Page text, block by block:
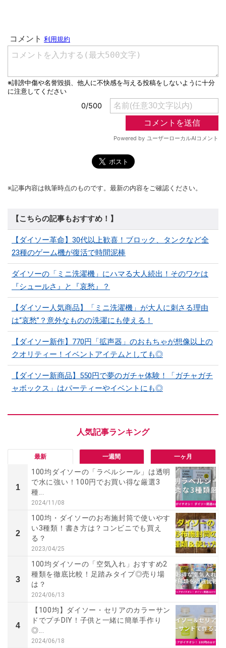
※記事内容は執筆時点のものです。最新の内容をご確認ください。
【こちらの記事もおすすめ！】
【ダイソー革命】30代以上歓喜！ブロック、タンクなど全
23種のゲーム機が復活で時間泥棒
ダイソーの「ミニ洗濯機」にハマる大人続出！そのワケは
『シュールさ』と『哀愁』？
【ダイソー人気商品】「ミニ洗濯機」が大人に刺さる理由
は“哀愁”？意外なものの洗濯にも使える！
【ダイソー新作】770円「拡声器」のおもちゃが想像以上の
クオリティー！イベントアイテムとしても◎
【ダイソー新商品】550円で夢のガチャ体験！「ガチャガチ
ャボックス」はパーティーやイベントにも◎
最新 一週間 一ヶ月
1
100均ダイソーの「ラベルシール」は透明
で水に強い！100円でお買い得な厳選3
種...
2024/11/08
2
100均・ダイソーのお布施封筒で使いやす
い3種類！書き方は？コンビニでも買え
る？
2023/04/25
3
100均ダイソーの「空気入れ」おすすめ2
種類を徹底比較！足踏みタイプ◎売り場
は？
2024/06/13
4
【100均】ダイソー・セリアのカラーサン
ドでプチDIY！子供と一緒に簡単手作り
◎...
2024/06/18